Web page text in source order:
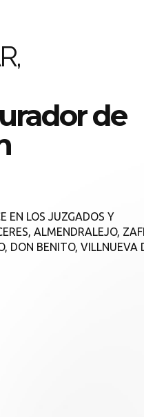
de
EN LOS JUZGADOS Y
ALMENDRALEJO,
DON BENITO, VILLNUEVA